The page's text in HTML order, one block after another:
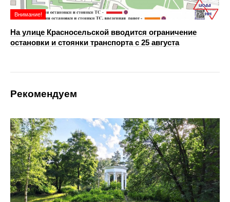
Внимание!
На улице Красносельской вводится ограничение
остановки и стоянки транспорта с 25 августа
Рекомендуем